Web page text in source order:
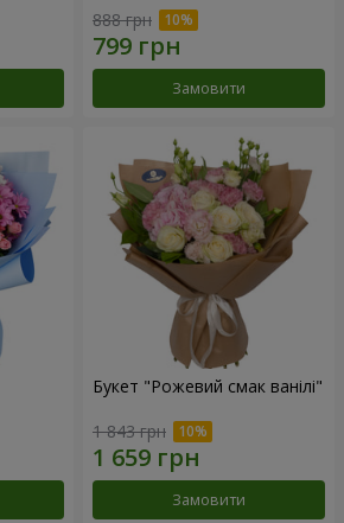
888 грн
Замовити
Букет "Рожевий смак ванілі"
1 843 грн
Замовити